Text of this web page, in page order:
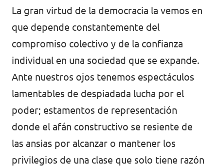
La gran virtud de la democracia la vemos en
que depende constantemente del
compromiso colectivo y de la confianza
individual en una sociedad que se expande.
Ante nuestros ojos tenemos espectáculos
lamentables de despiadada lucha por el
poder; estamentos de representación
donde el afán constructivo se resiente de
las ansias por alcanzar o mantener los
privilegios de una clase que solo tiene razón